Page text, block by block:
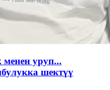
уруп...
шектүү